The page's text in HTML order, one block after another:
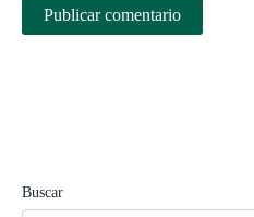
Buscar